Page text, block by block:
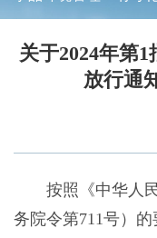
关于2024年第
放行通
按照《中华人民
务院令第711号）